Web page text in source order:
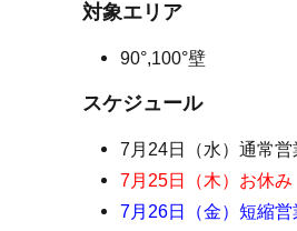
対象エリア
90°,100°壁
スケジュール
7月24日（水）通常営
7月25日（木）お休み
7月26日（金）短縮営